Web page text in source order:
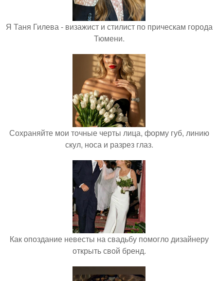
Я Таня Гилева - визажист и стилист по прическам города
Тюмени.
Сохраняйте мои точные черты лица, форму губ, линию
скул, носа и разрез глаз.
Как опоздание невесты на свадьбу помогло дизайнеру
открыть свой бренд.